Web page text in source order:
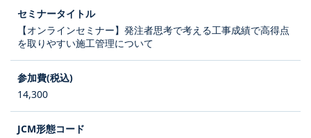
【オンラインセミナー】発注者思考で考える工事成績で高得点
を取りやすい施工管理について
14,300